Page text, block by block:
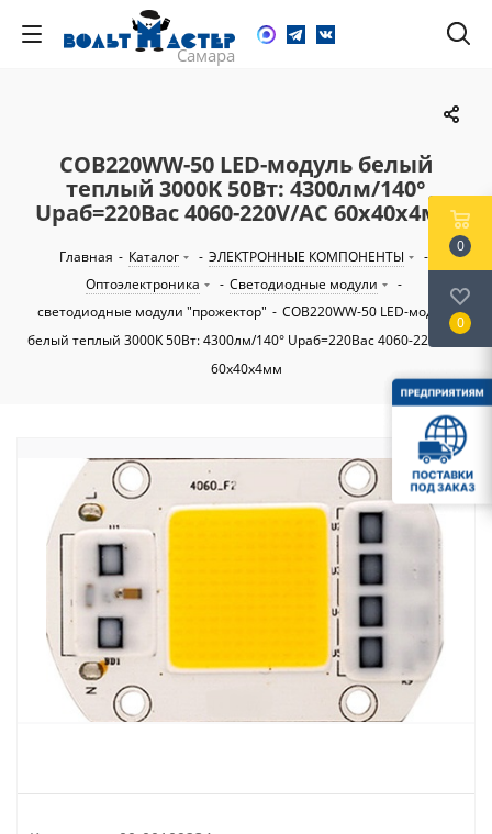
COB220WW-50 LED-модуль белый
теплый 3000K 50Вт: 4300лм/140°
Uраб=220Вac 4060-220V/AC 60х40х4мм
Главная - Каталог - ЭЛЕКТРОННЫЕ КОМПОНЕНТЫ
-
Оптоэлектроника
- Светодиодные модули
-
светодиодные модули "прожектор" - COB220WW-50 LED-модуль
белый теплый 3000K 50Вт: 4300лм/140° Uраб=220Вac 4060-220V/AC
60х40х4мм
0
0